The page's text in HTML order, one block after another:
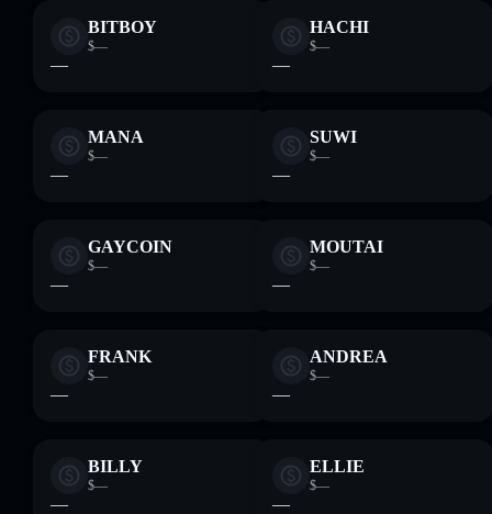
BITBOY
$—
—
HACHI
$—
—
MANA
$—
—
SUWI
$—
—
GAYCOIN
$—
—
MOUTAI
$—
—
FRANK
$—
—
ANDREA
$—
—
BILLY
$—
—
ELLIE
$—
—